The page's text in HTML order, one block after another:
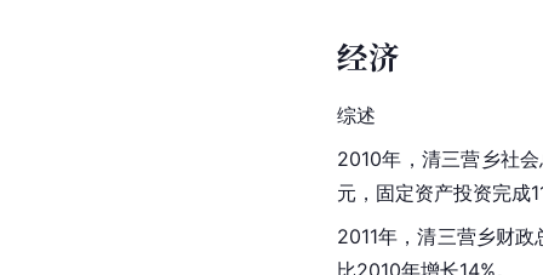
经济
综述
2010年，清三营乡社
元，固定资产投资完成
2011年，清三营乡财